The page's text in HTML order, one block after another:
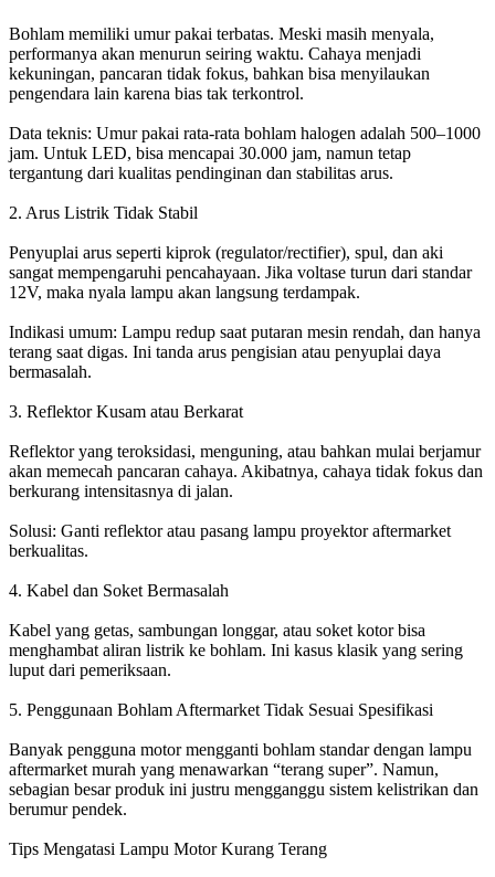
Bohlam memiliki umur pakai terbatas. Meski masih menyala,
performanya akan menurun seiring waktu. Cahaya menjadi
kekuningan, pancaran tidak fokus, bahkan bisa menyilaukan
pengendara lain karena bias tak terkontrol.
Data teknis: Umur pakai rata-rata bohlam halogen adalah 500–1000
jam. Untuk LED, bisa mencapai 30.000 jam, namun tetap
tergantung dari kualitas pendinginan dan stabilitas arus.
2. Arus Listrik Tidak Stabil
Penyuplai arus seperti kiprok (regulator/rectifier), spul, dan aki
sangat mempengaruhi pencahayaan. Jika voltase turun dari standar
12V, maka nyala lampu akan langsung terdampak.
Indikasi umum: Lampu redup saat putaran mesin rendah, dan hanya
terang saat digas. Ini tanda arus pengisian atau penyuplai daya
bermasalah.
3. Reflektor Kusam atau Berkarat
Reflektor yang teroksidasi, menguning, atau bahkan mulai berjamur
akan memecah pancaran cahaya. Akibatnya, cahaya tidak fokus dan
berkurang intensitasnya di jalan.
Solusi: Ganti reflektor atau pasang lampu proyektor aftermarket
berkualitas.
4. Kabel dan Soket Bermasalah
Kabel yang getas, sambungan longgar, atau soket kotor bisa
menghambat aliran listrik ke bohlam. Ini kasus klasik yang sering
luput dari pemeriksaan.
5. Penggunaan Bohlam Aftermarket Tidak Sesuai Spesifikasi
Banyak pengguna motor mengganti bohlam standar dengan lampu
aftermarket murah yang menawarkan “terang super”. Namun,
sebagian besar produk ini justru mengganggu sistem kelistrikan dan
berumur pendek.
Tips Mengatasi Lampu Motor Kurang Terang